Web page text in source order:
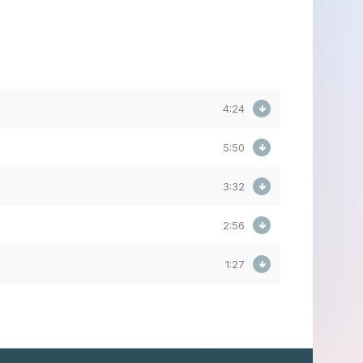
4:24
5:50
3:32
2:56
1:27